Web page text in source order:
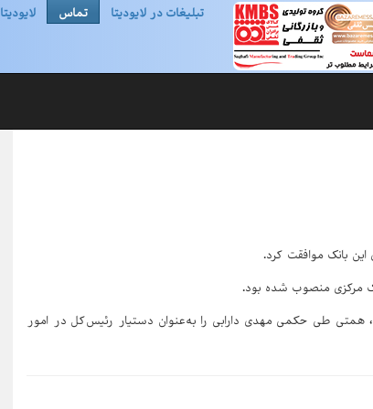
تبلیغات در لایودیتا تماس لایودیتا
بانک موافقت کرد.
مرکزی منصوب شده بود.
همتی طی حکمی مهدی دارابی را به‌عنوان دستیار رئیس‌کل در امور